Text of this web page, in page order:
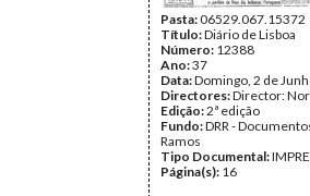
Pasta:06529.067.15372
Título:Diário de Lisboa
Número: 12388
Ano:37
Data:Domingo, 2 de
Directores:Director:
Edição:2ª edição
Fundo:DRR -
Ramos
Tipo Documental:
Página(s): 16